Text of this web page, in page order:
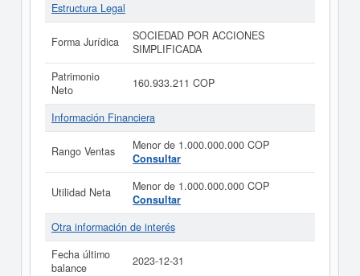
Estructura Legal
Forma Jurídica
SOCIEDAD POR ACCIONES
SIMPLIFICADA
Patrimonio
Neto
160.933.211 COP
Información Financiera
Rango Ventas
Menor de 1.000.000.000 COP
Consultar
Utilidad Neta
Menor de 1.000.000.000 COP
Consultar
Otra información de interés
Fecha último
balance
2023-12-31